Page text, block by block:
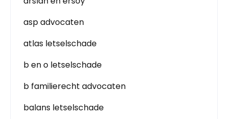
asp advocaten
atlas letselschade
b en o letselschade
b familierecht advocaten
balans letselschade